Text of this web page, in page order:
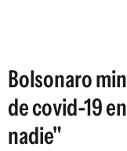
Bolsonaro
de covid-19
nadie"